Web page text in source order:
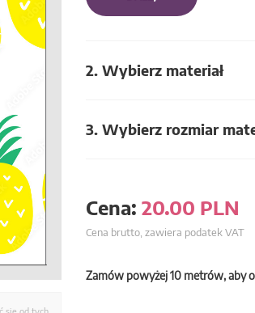
2. Wybierz materiał
3. Wybierz rozmiar
Cena: 20.00 PLN
Cena brutto, zawiera podatek VAT
Zamów powyżej 10 metrów, aby